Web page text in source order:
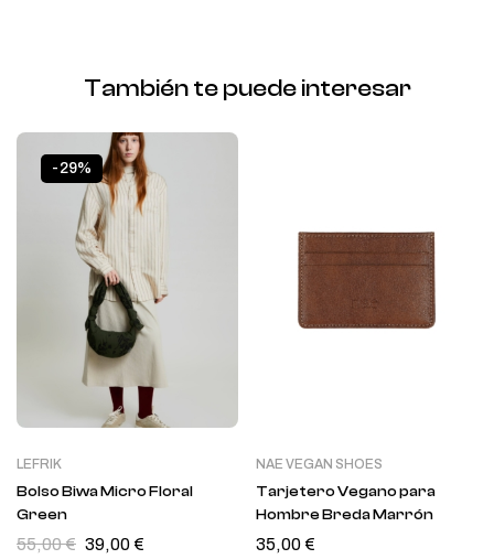
También te puede interesar
-29%
LEFRIK
Bolso Biwa Micro Floral
Green
55,00€ 39,00€
NAE VEGAN SHOES
Tarjetero Vegano para
Hombre Breda Marrón
35,00€